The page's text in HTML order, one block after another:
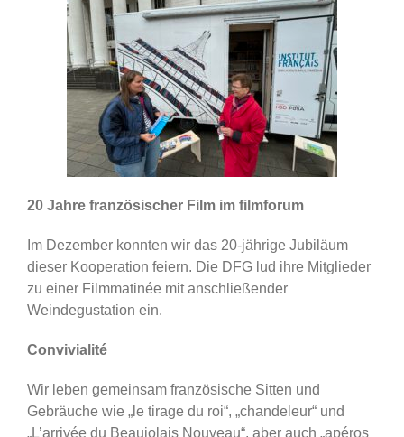
20 Jahre französischer Film im filmforum
Im Dezember konnten wir das 20-jährige Jubiläum
dieser Kooperation feiern. Die DFG lud ihre Mitglieder
zu einer Filmmatinée mit anschließender
Weindegustation ein.
Convivialité
Wir leben gemeinsam französische Sitten und
Gebräuche wie „le tirage du roi“, „chandeleur“ und
„L’arrivée du Beaujolais Nouveau“, aber auch „apéros